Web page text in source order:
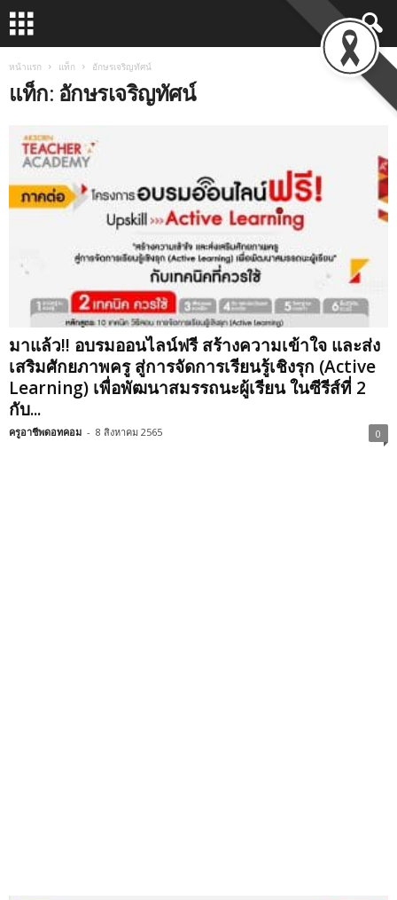
หน้าแรก แท็ก อักษรเจริญทัศน์
แท็ก: อักษรเจริญทัศน์
มาแล้ว!! อบรมออนไลน์ฟรี สร้างความเข้าใจ และส่ง
เสริมศักยภาพครู สู่การจัดการเรียนรู้เชิงรุก (Active
Learning) เพื่อพัฒนาสมรรถนะผู้เรียน ในซีรีส์ที่ 2
กับ...
ครูอาชีพดอทคอม - 8 สิงหาคม 2565 0